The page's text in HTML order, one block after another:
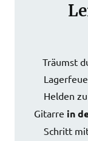
Träumst
Helden
Gitarre in
Schritt